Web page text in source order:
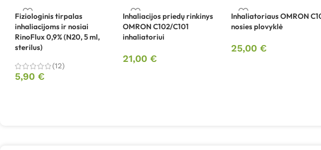
Fiziologinis tirpalas
inhaliacijoms ir nosiai
RinoFlux 0,9% (N20, 5 ml,
sterilus)
(12)
5,90 €
Inhaliacijos priedų rinkinys
OMRON C102/C101
inhaliatoriui
21,00€
Inhaliatoriaus OMRON
nosies plovyklė
25,00 €